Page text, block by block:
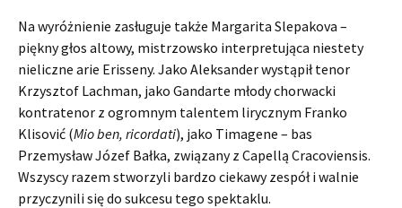
Na wyróżnienie zasługuje także Margarita Slepakova –
piękny głos altowy, mistrzowsko interpretująca niestety
nieliczne arie Erisseny. Jako Aleksander wystąpił tenor
Krzysztof Lachman, jako Gandarte młody chorwacki
kontratenor z ogromnym talentem lirycznym Franko
Klisović (Mio ben, ricordati), jako Timagene – bas
Przemysław Józef Bałka, związany z Capellą Cracoviensis.
Wszyscy razem stworzyli bardzo ciekawy zespół i walnie
przyczynili się do sukcesu tego spektaklu.